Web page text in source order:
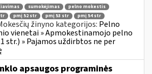
sumokėjimas
pelno mokestis
pmį 52 str pmį 53 str
pmį 54 str
žinyno kategorijos: Pelno
vienetai » Apmokestinamojo pelno
str.) » Pajamos uždirbtos ne per
apsaugos programinės